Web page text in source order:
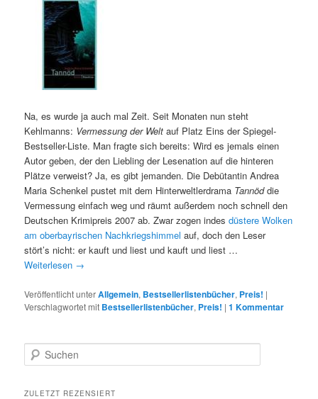
Na, es wurde ja auch mal Zeit. Seit Monaten nun steht
Kehlmanns: Vermessung der Welt auf Platz Eins der Spiegel-
Bestseller-Liste. Man fragte sich bereits: Wird es jemals einen
Autor geben, der den Liebling der Lesenation auf die hinteren
Plätze verweist? Ja, es gibt jemanden. Die Debütantin Andrea
Maria Schenkel pustet mit dem Hinterweltlerdrama Tannöddie
Vermessung einfach weg und räumt außerdem noch schnell den
Deutschen Krimipreis 2007 ab. Zwar zogen indesdüstere Wolken
am oberbayrischen Nachkriegshimmel auf, doch den Leser
stört’s nicht: er kauft und liest und kauft und liest …
Weiterlesen →
Veröffentlicht unterAllgemein, Bestsellerlistenbücher, Preis! |
Verschlagwortet mit Bestsellerlistenbücher, Preis! |1 Kommentar
u
h
ZULETZT REZENSIERT